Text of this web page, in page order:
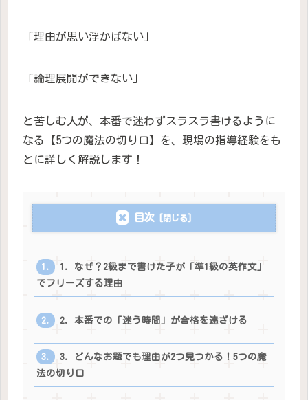
「理由が思い浮かばない」
「論理展開ができない」
と苦しむ人が、本番で迷わずスラスラ書けるように
なる【5つの魔法の切り口】を、現場の指導経験をも
とに詳しく解説します！
目次
1. なぜ？2級まで書けた子が「準1級の英作文」
でフリーズする理由
2. 本番での「迷う時間」が合格を遠ざける
3. どんなお題でも理由が2つ見つかる！5つの魔
法の切り口